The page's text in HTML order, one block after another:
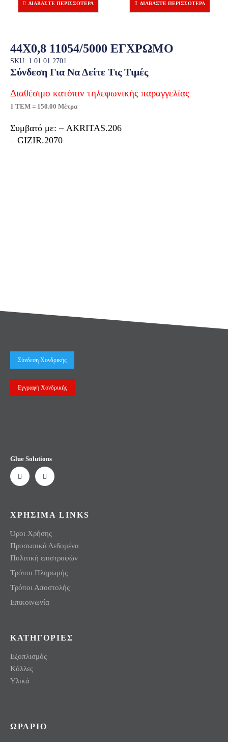
ΔΙΑΒΆΣΤΕ ΠΕΡΙΣΣΌΤΕΡΑ ΔΙΑΒΆΣΤΕ ΠΕΡΙΣΣΌΤΕΡΑ
44X0,8 11054/5000 ΕΓΧΡΩΜΟ
SKU: 1.01.01.2701
Σύνδεση Για Να Δείτε Τις Τιμές
Διαθέσιμο κατόπιν τηλεφωνικής παραγγελίας
1 ΤΕΜ = 150.00 Μέτρα
Συμβατό με: – AKRITAS.206
– GIZIR.2070
Σύνδεση Χονδρικής
Εγγραφή Χονδρικής
Glue Solutions
ΧΡΗΣΙΜΑ LINKS
Όροι Χρήσης
Προσωπικά Δεδομένα
Πολιτική επιστροφών
Τρόποι Πληρωμής
Τρόποι Αποστολής
Επικοινωνία
ΚΑΤΗΓΟΡΙΕΣ
Εξοπλισμός
Κόλλες
Υλικά
ΩΡΑΡΙΟ